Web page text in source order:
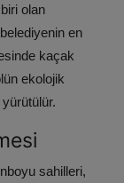
olan
en
kaçak
ekolojik
sahilleri,